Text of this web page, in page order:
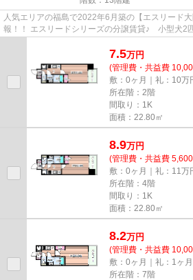
人気エリアの福島で2022年6月築の【エスリード
報！！ エスリードシリーズの分譲賃貸♪ 小型犬2
7.5万円
(管理費・共益費
敷：0ヶ月｜礼：10万
所在階：2階
間取り：1K
面積：22.80㎡
8.9万円
(管理費・共益費
敷：0ヶ月｜礼：11万
所在階：4階
間取り：1K
面積：22.80㎡
8.2万円
(管理費・共益費
敷：0ヶ月｜礼：1ヶ月
所在階：7階